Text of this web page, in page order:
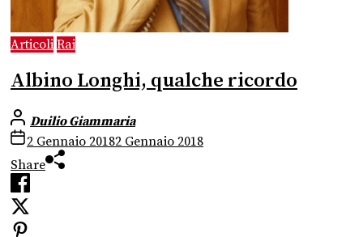
Articoli Rai
Albino Longhi, qualche ricordo
Duilio Giammaria
2 Gennaio 20182 Gennaio 2018
Share